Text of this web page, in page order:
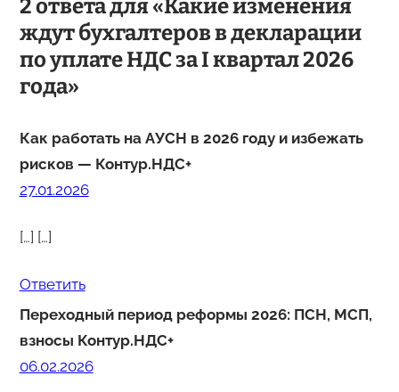
2 ответа для «Какие изменения
ждут бухгалтеров в декларации
по уплате НДС за I квартал 2026
года»
Как работать на АУСН в 2026 году и избежать
рисков — Контур.НДС+
27.01.2026
[…] […]
Ответить
Переходный период реформы 2026: ПСН, МСП,
взносы Контур.НДС+
06.02.2026